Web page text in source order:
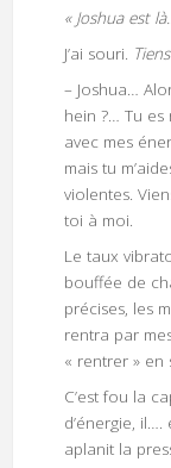
« Joshua est
J’ai souri.
– Joshua…
hein ?… Tu es
avec mes
mais tu
violentes.
toi à moi.
Le taux
bouffée de
précises, les
rentra par
« rentrer » en
C’est fou la
d’énergie,
aplanit la